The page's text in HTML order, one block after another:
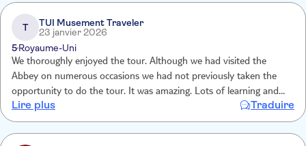
T
TUI Musement Traveler
23 janvier 2026
5Royaume-Uni
We thoroughly enjoyed the tour. Although we had visited the
Abbey on numerous occasions we had not previously taken the
opportunity to do the tour. It was amazing. Lots of learning and
memories of history and the impact of the many lives on our
society, civilisation The service was such a bonus
Lire plus Traduire